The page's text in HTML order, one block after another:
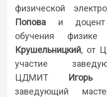
физической
Попова и доцент
обучения
Крушельницкий, от
участие
ЦДМИТ Игорь
заведующий